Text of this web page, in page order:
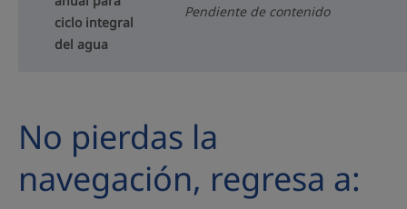
ciclo integral
del agua
Pendiente de contenido
No pierdas la
navegación, regresa a: